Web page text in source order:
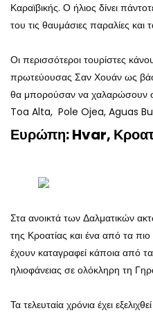
Καραϊβικής. Ο ήλιος δίνει
του τις θαυμάσιες παραλίες
Οι περισσότεροι τουρίστες
πρωτεύουσας Σαν Χουάν ως
θα μπορούσαν να χαλαρώσουν
Toa Alta, Pole Ojea, Aguas
Ευρώπη: Hvar,
Στα ανοικτά των Δαλματικών
της Κροατίας και ένα από τα
έχουν καταγραφεί κάποια από
ηλιοφάνειας σε ολόκληρη τη
Τα τελευταία χρόνια έχει